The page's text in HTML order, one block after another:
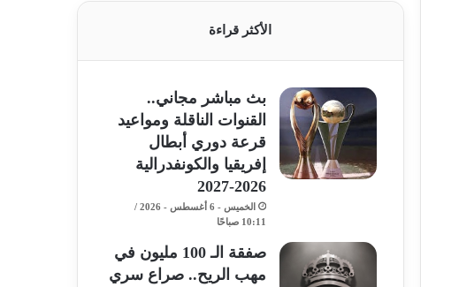
الأكثر قراءة
بث مباشر مجاني..
القنوات الناقلة ومواعيد
قرعة دوري أبطال
إفريقيا والكونفدرالية
2026-2027
الخميس - 6 أغسطس - 2026 /
10:11 صباحًا
صفقة الـ 100 مليون في
مهب الريح.. صراع سري